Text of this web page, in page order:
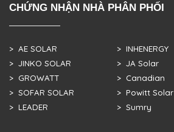
CHỨNG NHẬN NHÀ PHÂN PHỐI
> AE SOLAR
> JINKO SOLAR
> GROWATT
> SOFAR SOLAR
> LEADER
> INHENERGY
> JA Solar
> Canadian
> Powitt Solar
> Sumry